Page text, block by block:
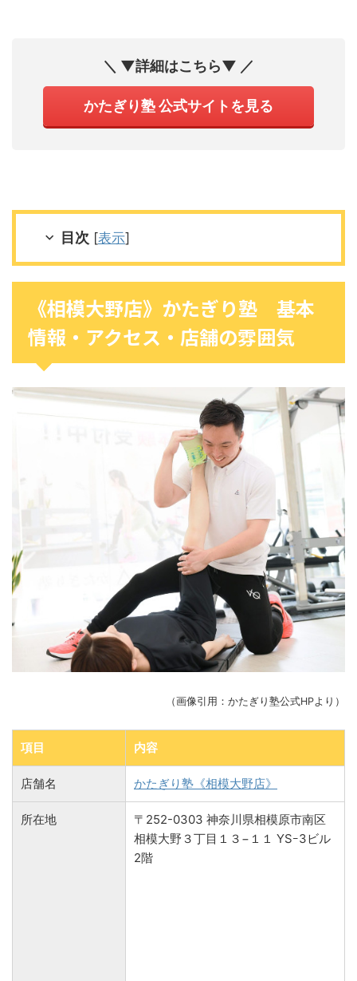
＼ ▼詳細はこちら▼ ／
かたぎり塾 公式サイトを見る
目次 [表示]
《相模大野店》かたぎり塾 基本
情報・アクセス・店舗の雰囲気
（画像引用：かたぎり塾公式HPより）
項目 内容
店舗名 かたぎり塾《相模大野店》
所在地
〒252-0303 神奈川県相模原市南区
相模大野３丁目１３−１１ YSｰ3ビル
2階